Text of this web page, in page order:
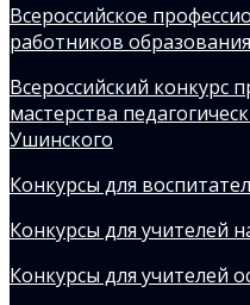
Всероссийское
работников образования
Всероссийский конкурс
мастерства
Ушинского
Конкурсы для
Конкурсы для учителей
Конкурсы для учителей